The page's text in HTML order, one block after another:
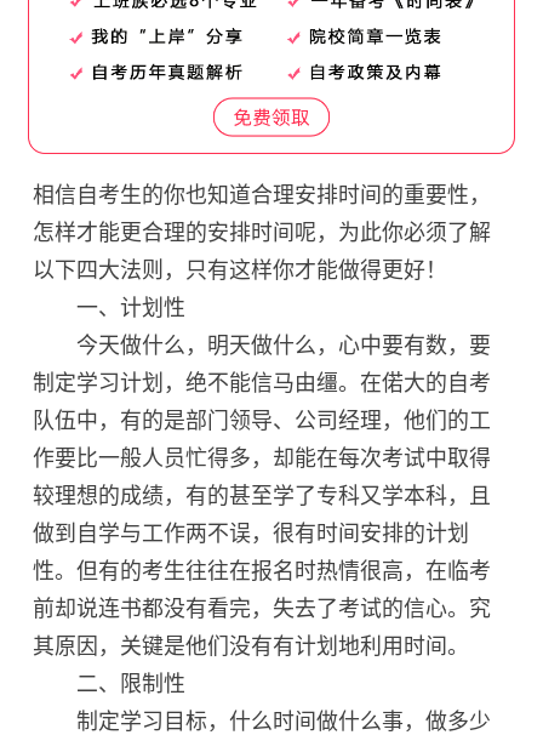
相信自考生的你也知道合理安排时间的重要性，
怎样才能更合理的安排时间呢，为此你必须了解
以下四大法则，只有这样你才能做得更好！
一、计划性
今天做什么，明天做什么，心中要有数，要
制定学习计划，绝不能信马由缰。在偌大的自考
队伍中，有的是部门领导、公司经理，他们的工
作要比一般人员忙得多，却能在每次考试中取得
较理想的成绩，有的甚至学了专科又学本科，且
做到自学与工作两不误，很有时间安排的计划
性。但有的考生往往在报名时热情很高，在临考
前却说连书都没有看完，失去了考试的信心。究
其原因，关键是他们没有有计划地利用时间。
二、限制性
制定学习目标，什么时间做什么事，做多少